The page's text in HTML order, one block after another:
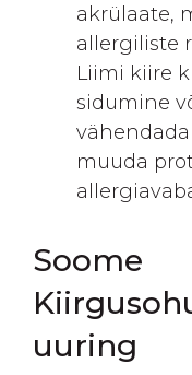
akrülaate,
allergiliste
Liimi kiire
sidumine
muuda
Soome
uuring